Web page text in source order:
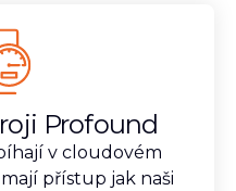
Profound
v cloudovém
přístup jak naši